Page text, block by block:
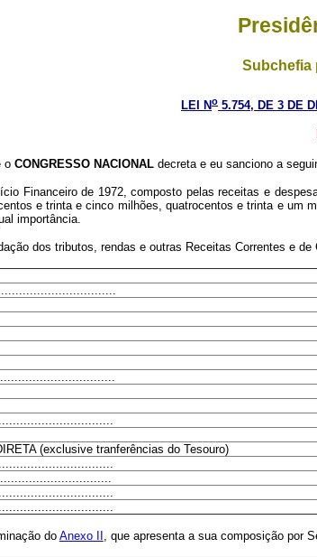
Subchefia
LEI No 5.754, DE 3 DE
o CONGRESSO NACIONAL decreta e eu sanciono a
Financeiro de 1972, composto pelas receitas e
e trinta e cinco milhões, quatrocentos e trinta e
importância.
dos tributos, rendas e outras Receitas Correntes e
(exclusive tranferências do Tesouro)
do Anexo II , que apresenta a sua composição por